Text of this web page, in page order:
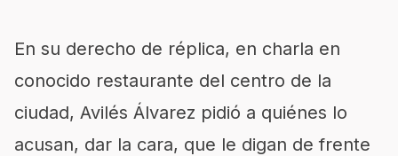
En su derecho de réplica, en charla en
conocido restaurante del centro de la
ciudad, Avilés Álvarez pidió a quiénes lo
acusan, dar la cara, que le digan de frente